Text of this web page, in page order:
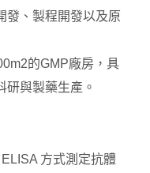
發、製程開發以及原
的GMP廠房，具
研與製藥生產。
方式測定抗體